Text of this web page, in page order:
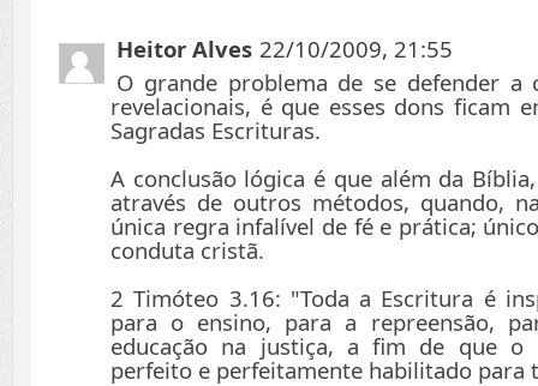
Heitor Alves 22/10/2009, 21:55
O grande problema de se defender a
revelacionais, é que esses dons ficam
Sagradas Escrituras.
A conclusão lógica é que além da
através de outros métodos, quando,
única regra infalível de fé e prática;
conduta cristã.
2 Timóteo 3.16: "Toda a Escritura é
para o ensino, para a repreensão,
educação na justiça, a fim de que o
perfeito e perfeitamente habilitado para